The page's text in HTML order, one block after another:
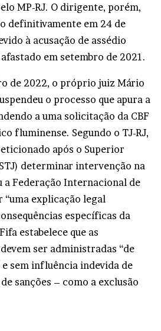
MP-RJ. O dirigente, porém,
definitivamente em 24 de
à acusação de assédio
em setembro de 2021.
de 2022, o próprio juiz Mário
o processo que apura a
a uma solicitação da CBF
fluminense. Segundo o TJ-RJ,
após o Superior
determinar intervenção na
a Federação Internacional de
explicação legal
específicas da
estabelece que as
ser administradas “de
sem influência indevida de
sanções – como a exclusão